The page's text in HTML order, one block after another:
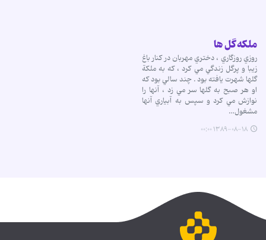
ملکه گل ها
روزي روزگاري ، دختري مهربان در كنار باغ
زيبا و پرگل زندگي مي كرد ، كه به ملكة
گلها شهرت يافته بود . چند سالي بود كه
او هر صبح به گلها سر مي زد ، آنها را
نوازش مي كرد و سپس به آبياري آنها
مشغول…
۱۳۸۹-۰۸-۱۸ ۰۰:۰۰